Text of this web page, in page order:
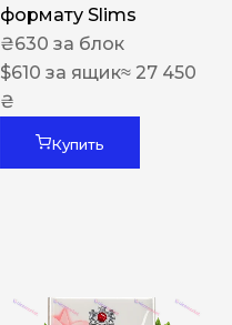
формату Slims
₴630 за блок
$610 за ящик≈ 27 450
₴
Купить